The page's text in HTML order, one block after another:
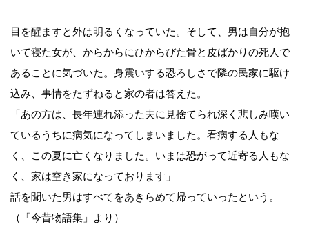
目を醒ますと外は明るくなっていた。そして、男は自分が抱
いて寝た女が、からからにひからびた骨と皮ばかりの死人で
あることに気づいた。身震いする恐ろしさで隣の民家に駆け
込み、事情をたずねると家の者は答えた。
「あの方は、長年連れ添った夫に見捨てられ深く悲しみ嘆い
ているうちに病気になってしまいました。看病する人もな
く、この夏に亡くなりました。いまは恐がって近寄る人もな
く、家は空き家になっております」
話を聞いた男はすべてをあきらめて帰っていったという。
（「今昔物語集」より）